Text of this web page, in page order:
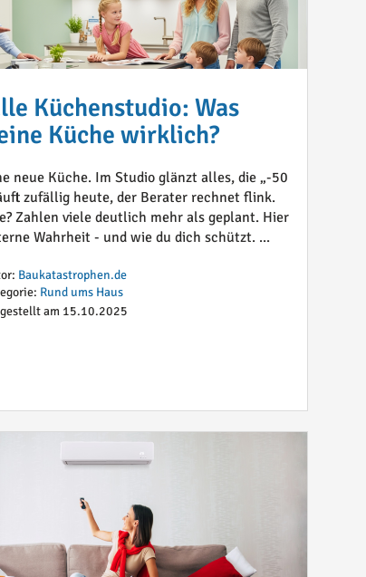
Küchenstudio: Was
Küche wirklich?
neue Küche. Im Studio glänzt alles, die „-50
zufällig heute, der Berater rechnet flink.
Zahlen viele deutlich mehr als geplant. Hier
Wahrheit - und wie du dich schützt. ...
Baukatastrophen.de
Rund ums Haus
am 15.10.2025